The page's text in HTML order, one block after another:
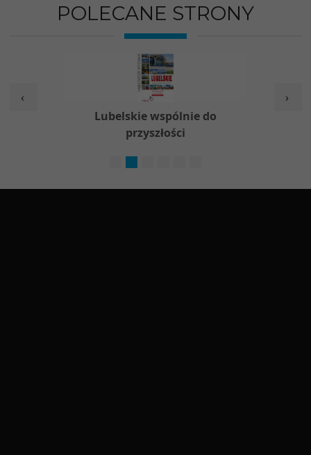
POLECANE STRONY
Lubelskie wspólnie do
przyszłości
‹ ›